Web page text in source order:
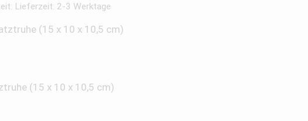
Lieferzeit: 2-3 Werktage
(15 x 10 x 10,5 cm)